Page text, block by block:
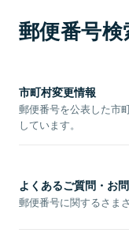
郵便番号
市町村変更情報
郵便番号を公表した市
しています。
よくあるご質問・お
郵便番号に関するさま